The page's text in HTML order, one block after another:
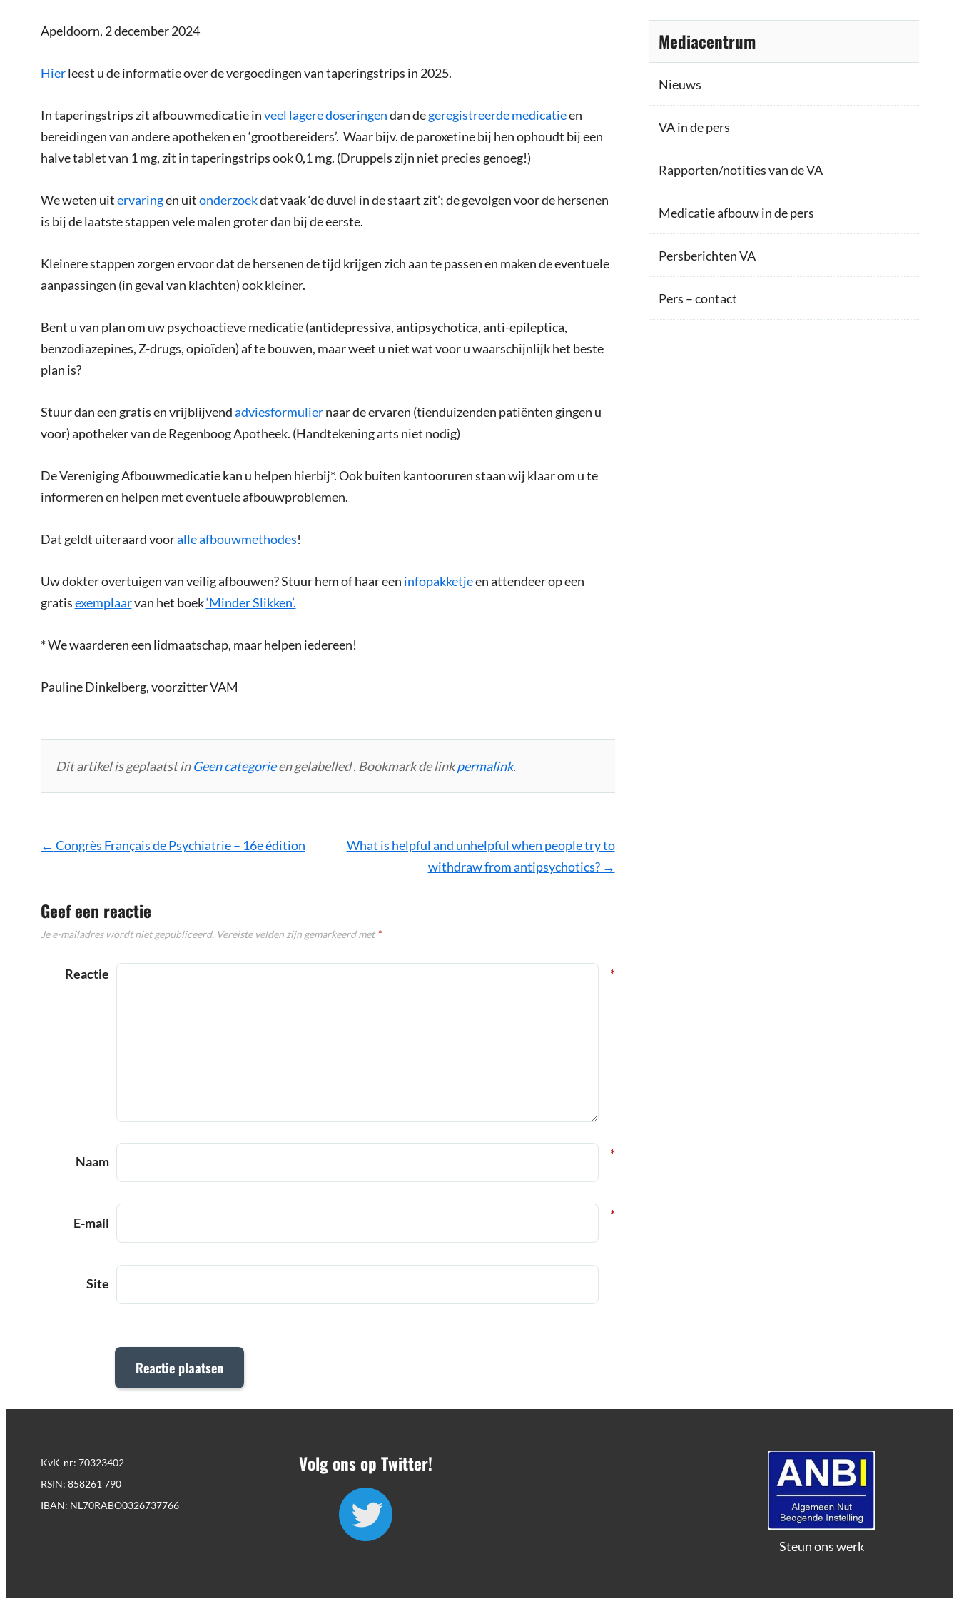
Apeldoorn, 2 december 2024
Hierleest u de informatie over de vergoedingen van taperingstrips in 2025.
In taperingstrips zit afbouwmedicatie inveel lagere doseringendan degeregistreerde medicatieen
bereidingen van andere apotheken en ‘grootbereiders’. Waar bijv. de paroxetine bij hen ophoudt bij een
halve tablet van 1 mg, zit in taperingstrips ook 0,1 mg. (Druppels zijn niet precies genoeg!)
We weten uitervaringen uitonderzoekdat vaak ‘de duvel in de staart zit’; de gevolgen voor de hersenen
is bij de laatste stappen vele malen groter dan bij de eerste.
Kleinere stappen zorgen ervoor dat de hersenen de tijd krijgen zich aan te passen en maken de eventuele
aanpassingen (in geval van klachten) ook kleiner.
Bent u van plan om uw psychoactieve medicatie (antidepressiva, antipsychotica, anti-epileptica,
benzodiazepines, Z-drugs, opioïden) af te bouwen, maar weet u niet wat voor u waarschijnlijk het beste
plan is?
Stuur dan een gratis en vrijblijvendadviesformuliernaar de ervaren (tienduizenden patiënten gingen u
voor) apotheker van de Regenboog Apotheek. (Handtekening arts niet nodig)
De Vereniging Afbouwmedicatie kan u helpen hierbij*. Ook buiten kantooruren staan wij klaar om u te
informeren en helpen met eventuele afbouwproblemen.
Dat geldt uiteraard vooralle afbouwmethodes!
Uw dokter overtuigen van veilig afbouwen? Stuur hem of haar een infopakketjeen attendeer op een
gratisexemplaarvan het boek‘Minder Slikken’.
* We waarderen een lidmaatschap, maar helpen iedereen!
Pauline Dinkelberg, voorzitter VAM
Dit artikel is geplaatst inGeen categorieen gelabelled . Bookmark de linkpermalink.
Bericht
← Congrès Français de Psychiatrie – 16e édition
What is helpful and unhelpful when people try to
withdraw from antipsychotics? →
Geef een reactie
Je e-mailadres wordt niet gepubliceerd. Vereiste velden zijn gemarkeerd met*
Reactie *
Naam
*
E-mail
*
Site
Mediacentrum
Nieuws
VA in de pers
Rapporten/notities van de VA
Medicatie afbouw in de pers
Persberichten VA
Pers – contact
KvK-nr: 70323402
RSIN: 858261 790
IBAN: NL70RABO0326737766
Volg ons op Twitter!
Steun ons werk